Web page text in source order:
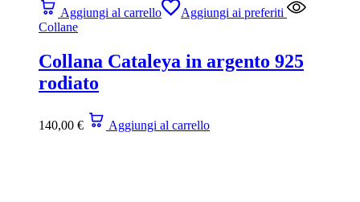
Aggiungi al carrello
Aggiungi ai preferiti
Collane
Collana Cataleya in argento 925
rodiato
140,00 € Aggiungi al carrello